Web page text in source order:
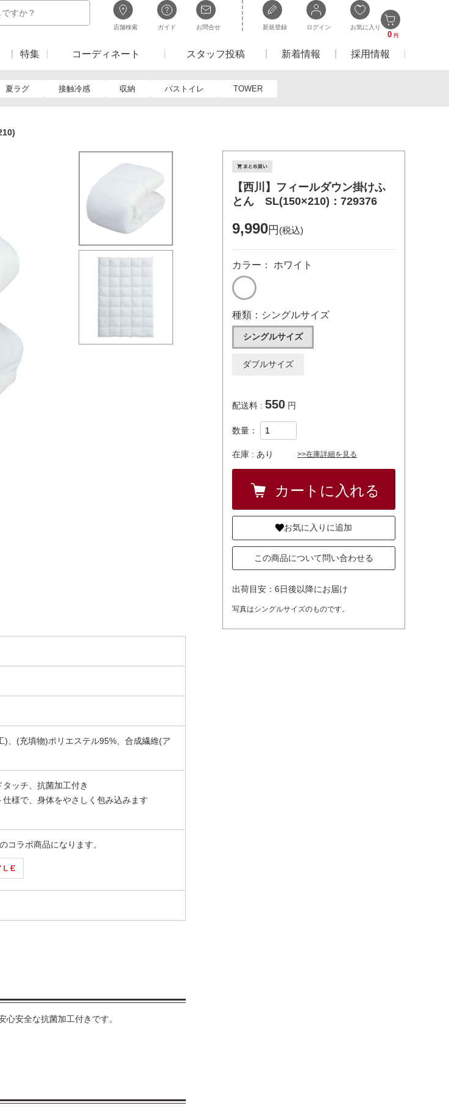
店舗検索 ガイド お問合せ 新規登録 ログイン お気に入り
0 円
特集 コーディネート スタッフ投稿 新着情報 採用情報
夏ラグ 接触冷感 収納 バストイレ TOWER
【西川】フィールダウン掛けふ
とん SL(150×210)：729376
9,990円 (税込)
カラー： ホワイト
種類：シングルサイズ
シングルサイズ
ダブルサイズ
配送料 : 550 円
数量：
在庫 : あり >>在庫詳細を見る
お気に入りに追加
この商品について問い合わせる
出荷目安：6日後以降にお届け
写真はシングルサイズのものです。
、(充填物)ポリエステル95%、合成繊維(ア
ッチ、抗菌加工付き
様で、身体をやさしく包み込みます
コラボ商品になります。
安全な抗菌加工付きです。